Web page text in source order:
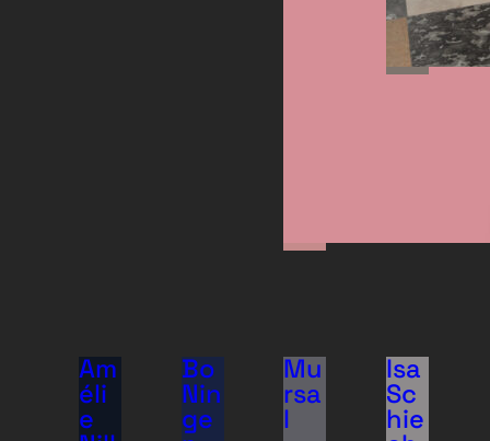
Am
éli
e
Bo
Nin
ge
Mu
rsa
l
Isa
Sc
hie